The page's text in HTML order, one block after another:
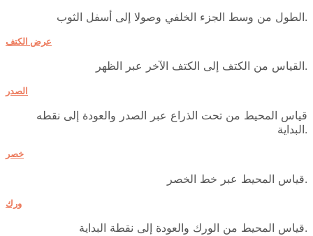
الطول من وسط الجزء الخلفي وصولا إلى أسفل الثوب.
عرض الكتف
القياس من الكتف إلى الكتف الآخر عبر الظهر.
الصدر
قياس المحيط من تحت الذراع عبر الصدر والعودة إلى نقطه
البداية.
خصر
قياس المحيط عبر خط الخصر.
ورك
قياس المحيط من الورك والعودة إلى نقطة البداية.